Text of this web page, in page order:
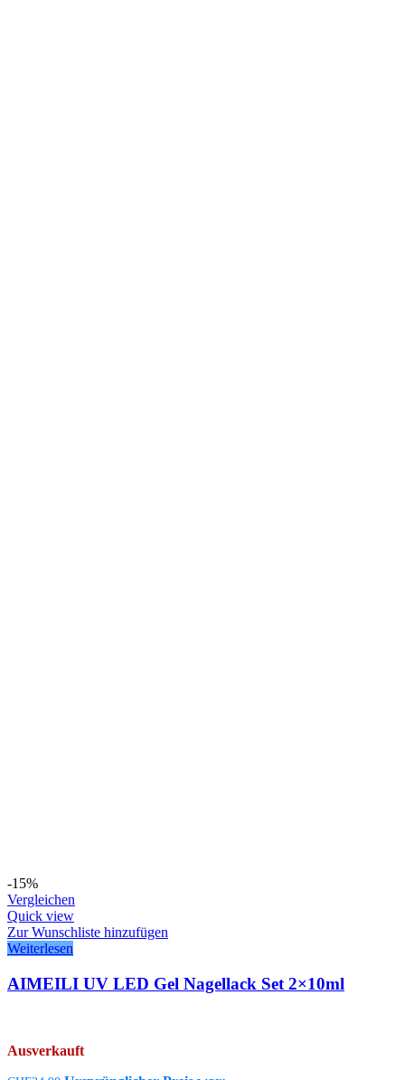
-15%
Vergleichen
Quick view
Zur Wunschliste hinzufügen
Weiterlesen
AIMEILI UV LED Gel Nagellack Set 2×10ml
Ausverkauft